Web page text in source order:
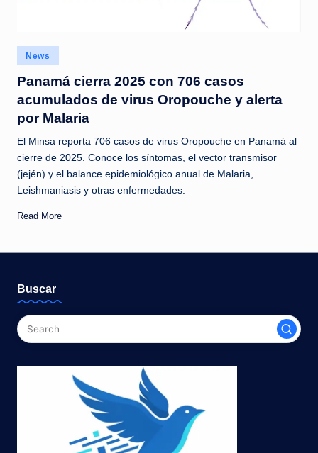
a
s
a
l
i
n
s
t
t
e
Posted
in
News
Panamá cierra 2025 con 706 casos
acumulados de virus Oropouche y alerta
por Malaria
El Minsa reporta 706 casos de virus Oropouche en Panamá al
cierre de 2025. Conoce los síntomas, el vector transmisor
(jején) y el balance epidemiológico anual de Malaria,
Leishmaniasis y otras enfermedades.
Read More
Buscar